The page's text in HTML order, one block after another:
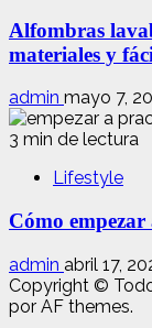
Alfombras
materiales y
admin mayo 7,
3 min de lectura
Lifestyle
Cómo
admin abril 17,
Copyright ©
por AF themes.